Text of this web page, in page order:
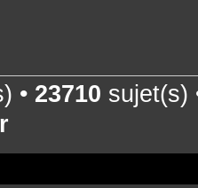
• 23710 sujet(s)